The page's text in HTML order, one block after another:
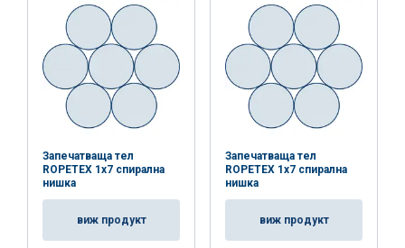
Запечатваща тел
ROPETEX 1x7 спирална
нишка
виж продукт
Запечатваща тел
ROPETEX 1x7 спирална
нишка
виж продукт